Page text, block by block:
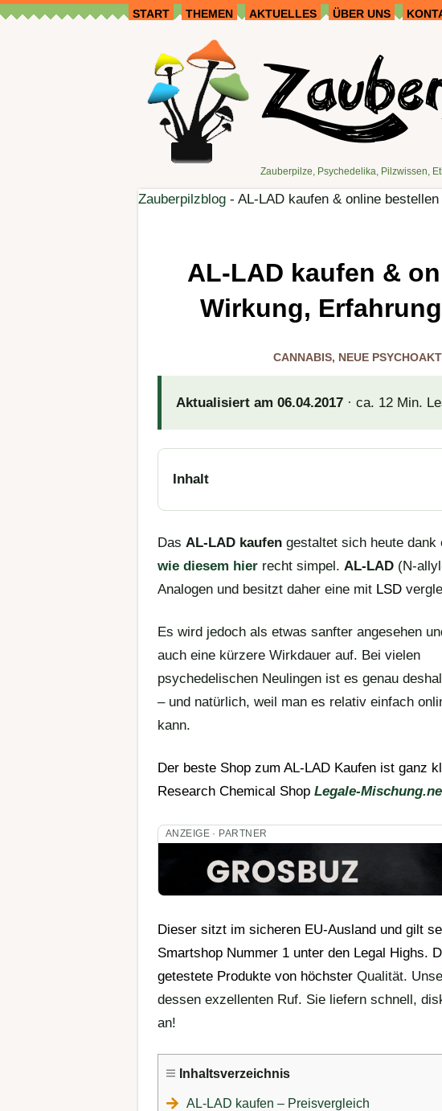
START THEMEN AKTUELLES ÜBER UNS
Zauberpilze, Psychedelika, Pilzwissen,
Zauberpilzblog - AL-LAD kaufen & online
AL-LAD kaufen &
Wirkung,
CANNABIS, NEUE
Aktualisiert am 06.04.2017· ca. 12 Min.
Inhalt
Das AL-LAD kaufen gestaltet sich heute dank
wie diesem hier recht simpel. AL-LAD (N-
Analogen und besitzt daher eine mit LSD
Es wird jedoch als etwas sanfter angesehen
auch eine kürzere Wirkdauer auf. Bei vielen
psychedelischen Neulingen ist es genau
– und natürlich, weil man es relativ einfach
kann.
Der beste Shop zum AL-LAD Kaufen ist ganz
Research Chemical Shop Legale-
ANZEIGE · PARTNER
Dieser sitzt im sicheren EU-Ausland und gilt
Smartshop Nummer 1 unter den Legal Highs.
getestete Produkte von höchster Qualität.
dessen exzellenten Ruf. Sie liefern schnell,
an!
Inhaltsverzeichnis
AL-LAD kaufen – Preisvergleich